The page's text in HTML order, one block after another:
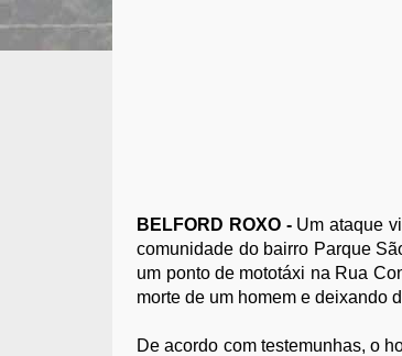
BELFORD ROXO - Um ataque
comunidade do bairro Parque
um ponto de mototáxi na Rua
morte de um homem e deixando
De acordo com testemunhas, o